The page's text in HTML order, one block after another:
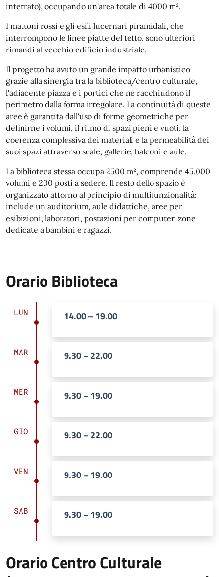
interrato), occupando un'area totale di 4000 m².
I mattoni rossi e gli esili lucernari piramidali, che
interrompono le linee piatte del tetto, sono ulteriori
rimandi al vecchio edificio industriale.
Il progetto ha avuto un grande impatto urbanistico
grazie alla sinergia tra la biblioteca/centro culturale,
l'adiacente piazza e i portici che ne racchiudono il
perimetro dalla forma irregolare. La continuità di queste
aree è garantita dall'uso di forme geometriche per
definirne i volumi, il ritmo di spazi pieni e vuoti, la
coerenza complessiva dei materiali e la permeabilità dei
suoi spazi attraverso scale, gallerie, balconi e aule.
La biblioteca stessa occupa 2500 m², comprende 45.000
volumi e 200 posti a sedere. Il resto dello spazio è
organizzato attorno al principio di multifunzionalità:
include un auditorium, aule didattiche, aree per
esibizioni, laboratori, postazioni per computer, zone
dedicate a bambini e ragazzi.
Orario Biblioteca
LUN 14.00 – 19.00
MAR 9.30 – 22.00
MER 9.30 – 19.00
GIO 9.30 – 22.00
VEN 9.30 – 19.00
SAB 9.30 – 19.00
Orario Centro Culturale